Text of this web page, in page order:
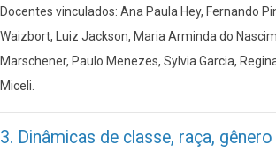
Docentes vinculados: Ana Paula Hey, Fernando
Waizbort, Luiz Jackson, Maria Arminda do
Marschener, Paulo Menezes, Sylvia Garcia,
Miceli.
3. Dinâmicas de classe, raça,